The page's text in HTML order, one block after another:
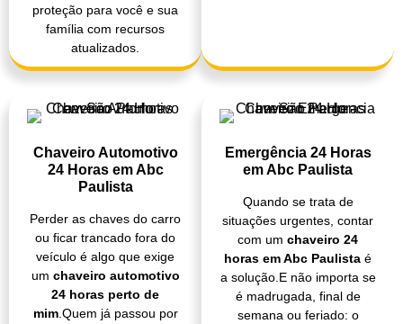
proteção para você e sua
família com recursos
atualizados.
Chaveiro Automotivo
24 Horas em Abc
Paulista
Perder as chaves do carro
ou ficar trancado fora do
veículo é algo que exige
um chaveiro automotivo
24 horas perto de
mim.Quem já passou por
Emergência 24 Horas
em Abc Paulista
Quando se trata de
situações urgentes, contar
com um chaveiro 24
horas em Abc Paulista é
a solução.E não importa se
é madrugada, final de
semana ou feriado: o